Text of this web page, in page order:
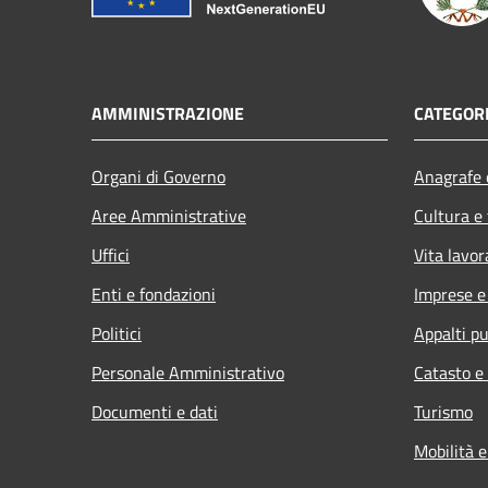
AMMINISTRAZIONE
Organi di Governo
Aree Amministrative
Uffici
Enti e fondazioni
Politici
Personale Amministrativo
Documenti e dati
Cultura
Vita
Imprese
Appalti
Catasto
Turismo
Mobilità